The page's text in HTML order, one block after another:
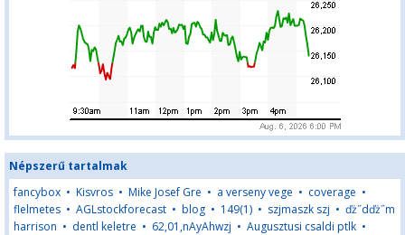
Népszerű tartalmak
fancybox • Kisvros • Mike Josef Gre • a verseny vege • coverage •
flelmetes • AGLstockforecast • blog • 149(1) • szjmaszk szj • ďż˝dďż˝m
harrison • dentl keletre • 62,01,nAyAhwzj • Augusztusi csaldi ptlk •